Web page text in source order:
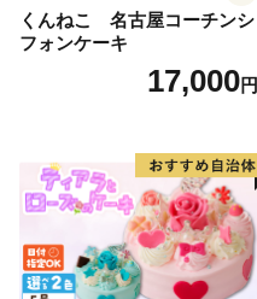
くんねこ 名古屋コーチンシ
フォンケーキ
17,000円